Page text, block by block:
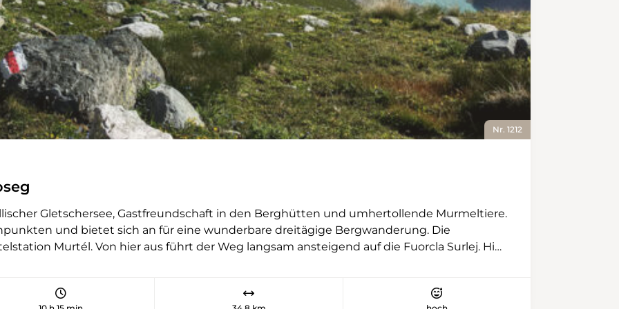
de la Forcle. Danach geht es fast
nur noch bergab: zunächst am Lac
de la Forcle vorbei, dann immer
dem Flüsschen Dorbonne entlang,
bis zwischen den Lärchen der
lauschige Lac de Derborence
hindurchblitzt. Im 18. Jahrhundert
haben hier zwei Bergstürze von
den Steilhängen der Diablerets
dann ein gemütlicher Spaziergang
über sanfte Wiesen bis zur Alp
Anzeinde an. Hier bietet sich die
Zwischenhalt an, bevor es erneut
in die Höhe zum Col des Essets
Gletscherbach. Man kann sich mit
Seilen sichern, aber je später der
Tag, desto mehr Wasser führt der
Bach. Im Zickzack geht es dann
zur Hütte, die durch einen mit
Blech verkleideten Anbau
erweitert wurde. Innen aber sieht
man den Übergang von Alt zu Neu
fast nicht. Das war auch das Ziel
Jahr nimmt er den langen Marsch
unter die Füsse, zumal auch der
Abstieg angenehm ist. Stetig geht
oder sehr steil zu werden. Man
bleibt immer in der Nähe des
Nr. 1212
Gletschersee, Gastfreundschaft in den Berghütten und umhertollende Murmeltiere.
und bietet sich an für eine wunderbare dreitägige Bergwanderung. Die
Murtél. Von hier aus führt der Weg langsam ansteigend auf die Fuorcla Surlej. Hier
mit einer Morgensonnenterasse für den ersten Kaffee. Der zweite Tag startet mit einer